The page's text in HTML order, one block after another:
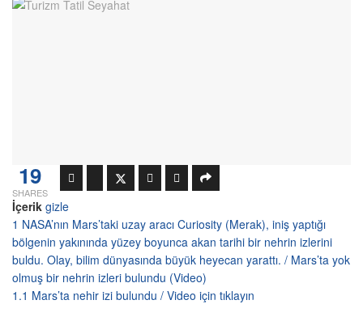
19
SHARES
İçerik gizle
1 NASA’nın Mars’taki uzay aracı Curiosity (Merak), iniş yaptığı
bölgenin yakınında yüzey boyunca akan tarihi bir nehrin izlerini
buldu. Olay, bilim dünyasında büyük heyecan yarattı. / Mars’ta yok
olmuş bir nehrin izleri bulundu (Video)
1.1 Mars’ta nehir izi bulundu / Video için tıklayın